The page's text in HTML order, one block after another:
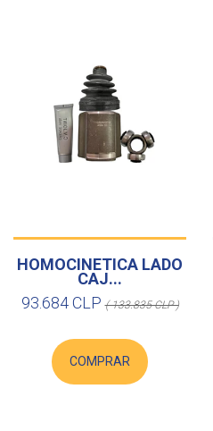
HOMOCINETICA LADO
CAJ...
93.684 CLP( 133.835 CLP )
COMPRAR